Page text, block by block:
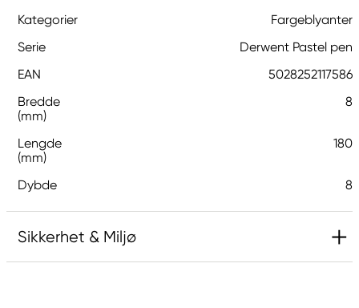
Kategorier
Fargeblyanter
Serie
Derwent Pastel pen
EAN
5028252117586
Bredde
(mm)
8
Lengde
(mm)
180
Dybde 8
Sikkerhet & Miljø